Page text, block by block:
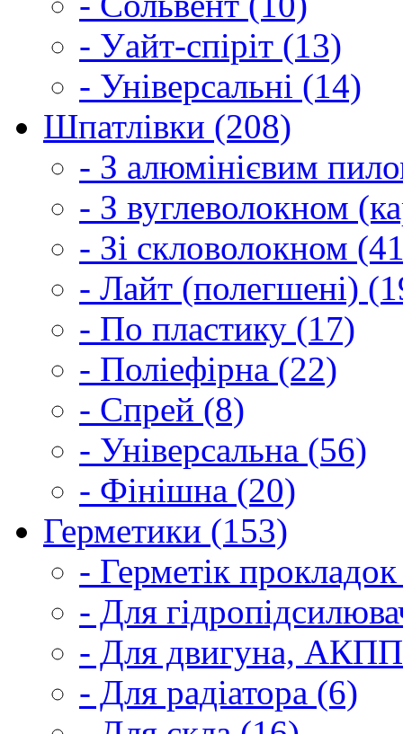
- Уайт-спіріт (13)
- Універсальні (14)
Шпатлівки (208)
- З алюмінієвим
- З вуглеволокном
- Зі скловолокном
- Лайт (полегшені)
- По пластику (17)
- Поліефірна (22)
- Спрей (8)
- Універсальна (56)
- Фінішна (20)
Герметики (153)
- Герметік
- Для
- Для двигуна,
- Для радіатора (6)